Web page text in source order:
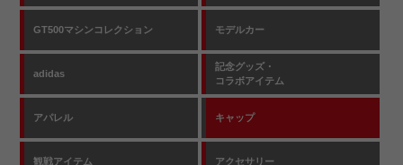
GT500マシンコレクション モデルカー
adidas
記念グッズ・
コラボアイテム
アパレル キャップ
観戦アイテム アクセサリー